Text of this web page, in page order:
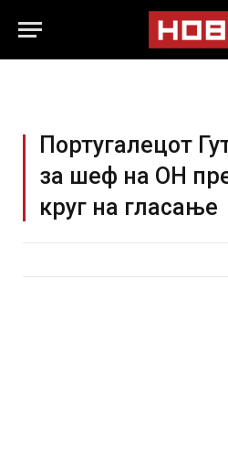
Португалецот
за шеф на ОН
круг на гласање